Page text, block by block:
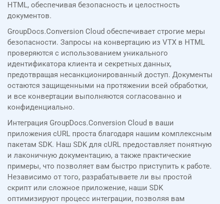
HTML, обеспечивая безопасность и целостность
документов.
GroupDocs.Conversion Cloud обеспечивает строгие меры
безопасности. Запросы на конвертацию из VTX в HTML
проверяются с использованием уникального
идентификатора клиента и секретных данных,
предотвращая несанкционированный доступ. Документы
остаются защищенными на протяжении всей обработки,
и все конвертации выполняются согласованно и
конфиденциально.
Интеграция GroupDocs.Conversion Cloud в ваши
приложения cURL проста благодаря нашим комплексным
пакетам SDK. Наш SDK для cURL предоставляет понятную
и лаконичную документацию, а также практические
примеры, что позволяет вам быстро приступить к работе.
Независимо от того, разрабатываете ли вы простой
скрипт или сложное приложение, наши SDK
оптимизируют процесс интеграции, позволяя вам